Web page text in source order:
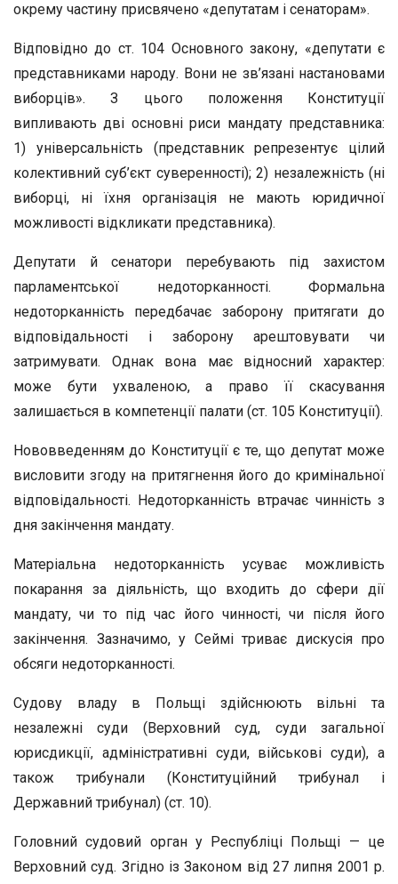
окрему частину присвячено «депутатам і сенаторам».
Відповідно до ст. 104 Основного закону, «депутати є
представниками народу. Вони не зв’язані настановами
виборців». З цього положення Конституції
випливають дві основні риси мандату представника:
1) універсальність (представник репрезентує цілий
колективний суб’єкт суверенності); 2) незалежність (ні
виборці, ні їхня організація не мають юридичної
можливості відкликати представника).
Депутати й сенатори перебувають під захистом
парламентської недоторканності. Формальна
недоторканність передбачає заборону притягати до
відповідальності і заборону арештовувати чи
затримувати. Однак вона має відносний характер:
може бути ухваленою, а право її скасування
залишається в компетенції палати (ст. 105 Конституції).
Нововведенням до Конституції є те, що депутат може
висловити згоду на притягнення його до кримінальної
відповідальності. Недоторканність втрачає чинність з
дня закінчення мандату.
Матеріальна недоторканність усуває можливість
покарання за діяльність, що входить до сфери дії
мандату, чи то під час його чинності, чи після його
закінчення. Зазначимо, у Сеймі триває дискусія про
обсяги недоторканності.
Судову владу в Польщі здійснюють вільні та
незалежні суди (Верховний суд, суди загальної
юрисдикції, адміністративні суди, військові суди), а
також трибунали (Конституційний трибунал і
Державний трибунал) (ст. 10).
Головний судовий орган у Республіці Польщі — це
Верховний суд. Згідно із Законом від 27 липня 2001 р.